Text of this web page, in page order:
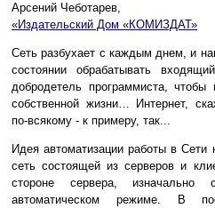
Арсений Чеботарев,
«Издательский Дом «КОМИЗДАТ»
Сеть разбухает с каждым днем, и
состоянии обрабатывать
добродетель программиста, чтобы
собственной жизни… Интернет,
по-всякому - к примеру, так...
Идея автоматизации работы в Сети
сеть состоящей из серверов и
стороне сервера,
автоматическом режиме. В